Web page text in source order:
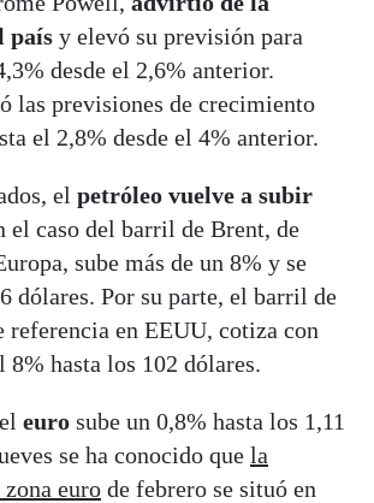
país y elevó su previsión para
desde el 2,6% anterior.
las previsiones de crecimiento
el 2,8% desde el 4% anterior.
el petróleo vuelve a subir
el caso del barril de Brent, de
sube más de un 8% y se
dólares. Por su parte, el barril de
referencia en EEUU, cotiza con
8% hasta los 102 dólares.
euro sube un 0,8% hasta los 1,11
se ha conocido que la
euro de febrero se situó en